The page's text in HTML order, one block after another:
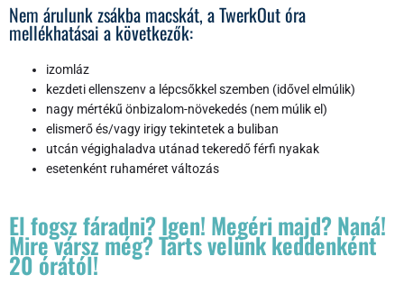
Nem árulunk zsákba macskát, a TwerkOut óra
mellékhatásai a következők:
izomláz
kezdeti ellenszenv a lépcsőkkel szemben (idővel elmúlik)
nagy mértékű önbizalom-növekedés (nem múlik el)
elismerő és/vagy irigy tekintetek a buliban
utcán végighaladva utánad tekeredő férfi nyakak
esetenként ruhaméret változás
El fogsz fáradni? Igen! Megéri majd? Naná!
Mire vársz még? Tarts velünk keddenként
20 órától!